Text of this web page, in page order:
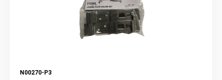
N00270-P3